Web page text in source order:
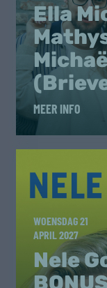
Ella
MEER INFO
WOENSDAG 21
APRIL 2027
Nele